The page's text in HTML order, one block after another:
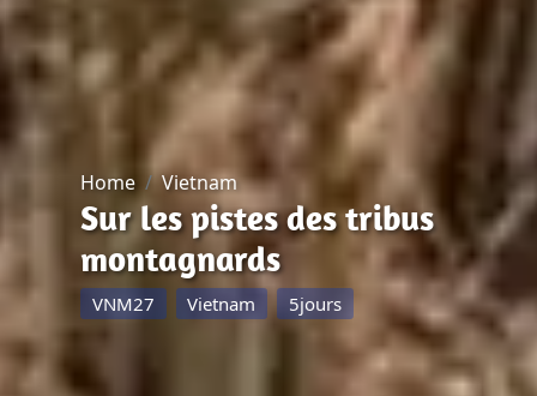
Home Vietnam
Sur les pistes des tribus
montagnards
VNM27 Vietnam 5jours